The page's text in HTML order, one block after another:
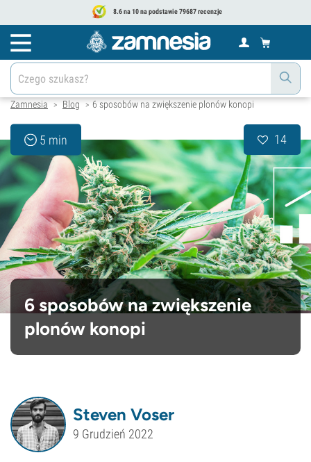
8.6 na 10 na podstawie 79687 recenzje
Zamnesia > Blog > 6 sposobów na zwiększenie plonów konopi
5 min 14
6 sposobów na zwiększenie
plonów konopi
Steven Voser
9 Grudzień 2022